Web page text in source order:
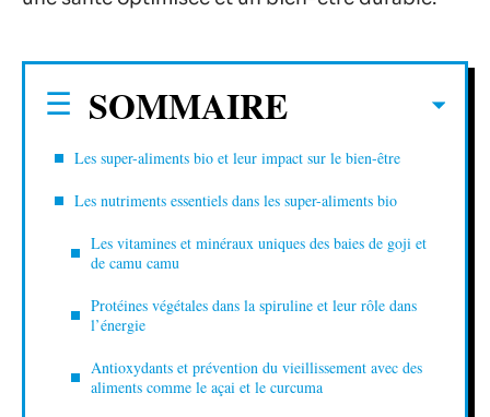
SOMMAIRE
Les super-aliments bio et leur impact sur le bien-être
Les nutriments essentiels dans les super-aliments bio
Les vitamines et minéraux uniques des baies de goji et
de camu camu
Protéines végétales dans la spiruline et leur rôle dans
l’énergie
Antioxydants et prévention du vieillissement avec des
aliments comme le açai et le curcuma